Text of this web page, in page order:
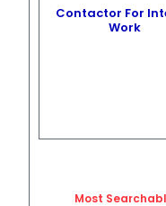
Contactor For
Work
Most